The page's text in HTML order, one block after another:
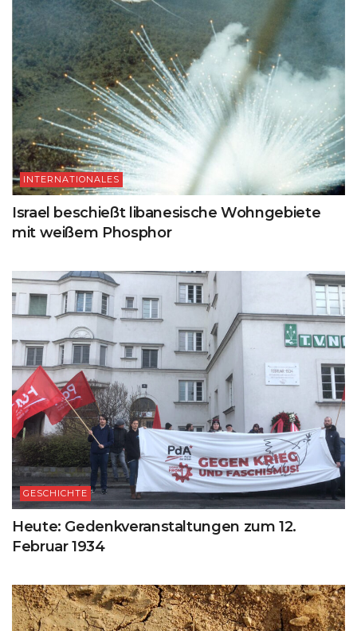
INTERNATIONALES
Israel beschießt libanesische Wohngebiete
mit weißem Phosphor
GESCHICHTE
Heute: Gedenkveranstaltungen zum 12.
Februar 1934